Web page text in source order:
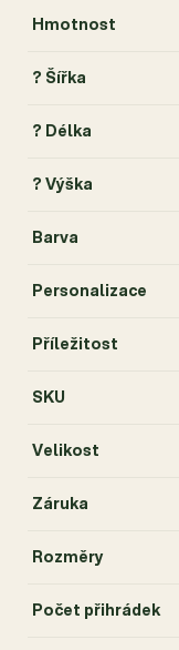
Hmotnost
? Šířka
? Délka
? Výška
Barva
Personalizace
Příležitost
SKU
Velikost
Záruka
Rozměry
Počet přihrádek